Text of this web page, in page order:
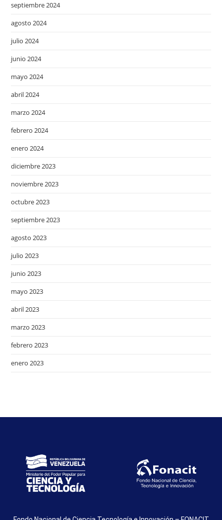
septiembre 2024
agosto 2024
julio 2024
junio 2024
mayo 2024
abril 2024
marzo 2024
febrero 2024
enero 2024
diciembre 2023
noviembre 2023
octubre 2023
septiembre 2023
agosto 2023
julio 2023
junio 2023
mayo 2023
abril 2023
marzo 2023
febrero 2023
enero 2023